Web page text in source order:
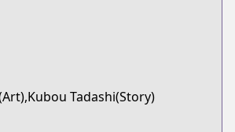
Tadashi(Story)